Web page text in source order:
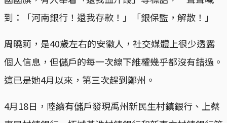
到：「河南銀行！還我存款！」「銀保監，解散！」
周曉莉，是40歲左右的安徽人，社交媒體上很少透露
個人信息，但儲戶的每一次線下維權幾乎都沒有錯過。
這已是她4月以來，第三次趕到鄭州。
4月18日，陸續有儲戶發現禹州新民生村鎮銀行、上蔡